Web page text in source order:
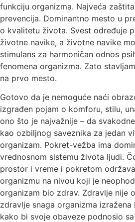
funkciju organizma. Najveća
prevencija. Dominantno mesto u
o kvalitetu života. Svest određuje
životne navike, a životne navike
stimulans za harmoničan odnos
fenomena organizma. Zato
na prvo mesto.
Gotovo da je nemoguće naći
izgrađen pojam o komforu, stilu,
ono što je najvažnije – da
kao ozbiljnog saveznika za jedan
organizam. Pokret-vežba ima
vrednosnom sistemu života ljudi.
prostor i vreme i pokretom
organizmu na nivou koji je
organizam bio zdrav. Zdravlje nije
zdravlje snaga organizma
kako bi svoje obaveze podnosio